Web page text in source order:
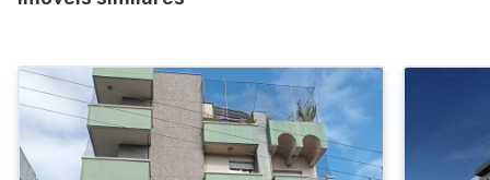
Internet